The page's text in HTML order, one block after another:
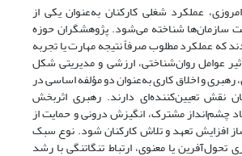
عملکرد شغلی کارکنان به‌عنوان یکی از
سازمان‌ها شناخته می‌شود. پژوهشگران حوزه
که عملکرد مطلوب صرفاً نتیجه مهارت یا تجربه
عوامل روان‌شناختی، ارزشی و مدیریتی شکل
رهبری و اخلاق کاری به‌عنوان دو مؤلفه اساسی در
نقش تعیین‌کننده‌ای دارند. رهبری اثربخش
چشم‌انداز مشترک، انگیزش درونی و حمایت از
افزایش تعهد و تلاش کارکنان شود. نوع سبک
تحول‌آفرین یا معنوی، ارتباط تنگاتنگی با رشد